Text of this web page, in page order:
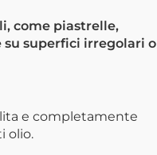
come piastrelle,
superfici irregolari o
e completamente
olio.